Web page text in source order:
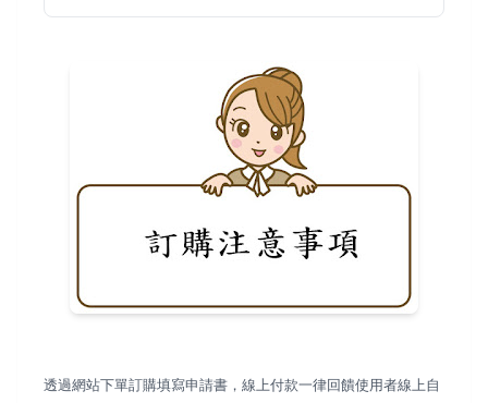
透過網站下單訂購填寫申請書，線上付款一律回饋使用者線上自